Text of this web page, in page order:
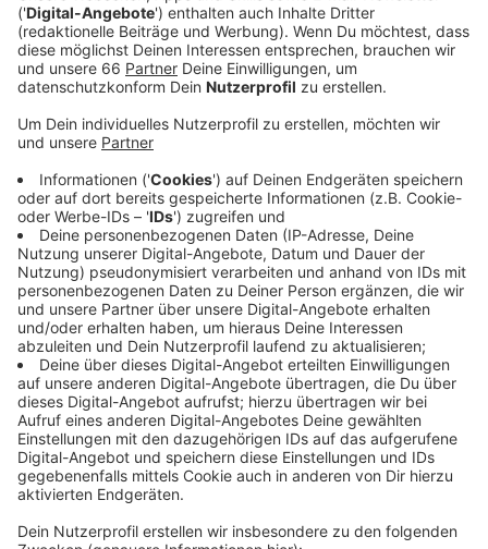
Veröffentlicht:Mittwoch, 05.05.2021 15:19
Anzeige
Ein AD-Hörer, der bei der Stadtentwässerung arbeitet,
hat jetzt nochmal bei uns nachgefragt, ob er das
richtig verstanden habe – denn weder ihm noch seinen
Kollegen sei bisher ein Impfangebot gemacht worden.
Wir haben daraufhin bei der Stadt nachgefragt –
Antwort: Für die städtischen Mitarbeiter seien Reste
vorgesehen, die aber jeden Tag sehr knapp seien.
Daher gebe es bisher für diese Menschen nur
vereinzelt Impfungen.
Anzeige
Weitere Infos und Links zum Thema:
Anzeige